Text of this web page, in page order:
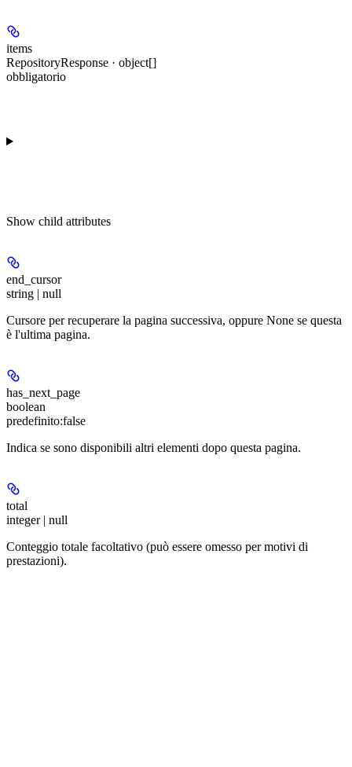
items
RepositoryResponse · object[]
obbligatorio
Show child attributes
end_cursor
string | null
Cursore per recuperare la pagina successiva, oppure None se questa
è l'ultima pagina.
has_next_page
boolean
predefinito:false
Indica se sono disponibili altri elementi dopo questa pagina.
total
integer | null
Conteggio totale facoltativo (può essere omesso per motivi di
prestazioni).